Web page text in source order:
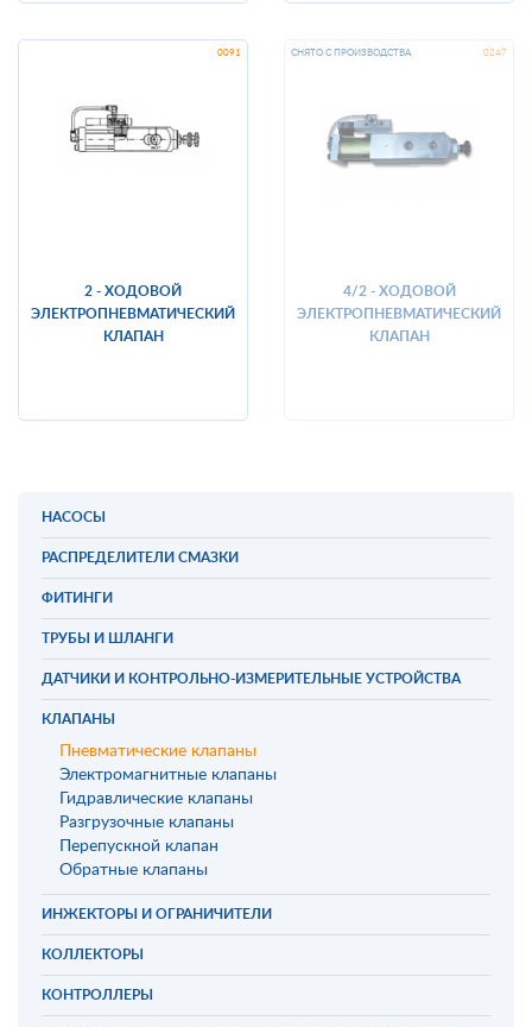
2 - ХОДОВОЙ
ЭЛЕКТРОПНЕВМАТИЧЕСКИЙ
КЛАПАН
4/2 - ХОДОВОЙ
ЭЛЕКТРОПНЕВМАТИЧЕСКИЙ
КЛАПАН
НАСОСЫ
РАСПРЕДЕЛИТЕЛИ СМАЗКИ
ФИТИНГИ
ТРУБЫ И ШЛАНГИ
ДАТЧИКИ И КОНТРОЛЬНО-ИЗМЕРИТЕЛЬНЫЕ УСТРОЙСТВА
КЛАПАНЫ
Пневматические клапаны
Электромагнитные клапаны
Гидравлические клапаны
Разгрузочные клапаны
Перепускной клапан
Обратные клапаны
ИНЖЕКТОРЫ И ОГРАНИЧИТЕЛИ
КОЛЛЕКТОРЫ
КОНТРОЛЛЕРЫ